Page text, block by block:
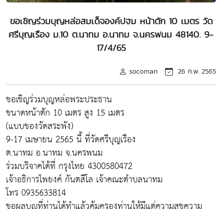
ขอเชิญร่วมบุญหล่อสมเด็จองค์ปฐม หน้าตัก 10 เมตร วัด
ศรีบุญเรือง ม.10 ต.นาทม อ.นาทม จ.นครพนม 48140. 9-
17/4/65
socoman 26 ก.พ. 2565
ขอเชิญร่วมบุญหล่อพระประธาน
ขนาดหน้าตัก 10 เมตร สูง 15 เมตร
(แบบของวัดสระพัง)
9-17 เมษายน 2565 นี้ ที่วัดศรีบุญเรือง
ต.นาทม อ.นาทม จ.นครพนม
ร่วมบริจาคได้ที่ กรุงไทย 4300580472
เจ้าอธิการไพยงค์ กันตสีโล เจ้าคณะตำบลนาทม
โทร 0935633814